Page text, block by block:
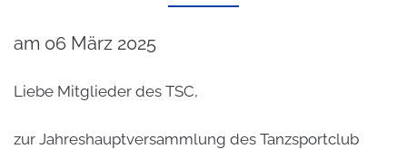
am 06 März 2025
Liebe Mitglieder des TSC,
zur Jahreshauptversammlung des Tanzsportclub